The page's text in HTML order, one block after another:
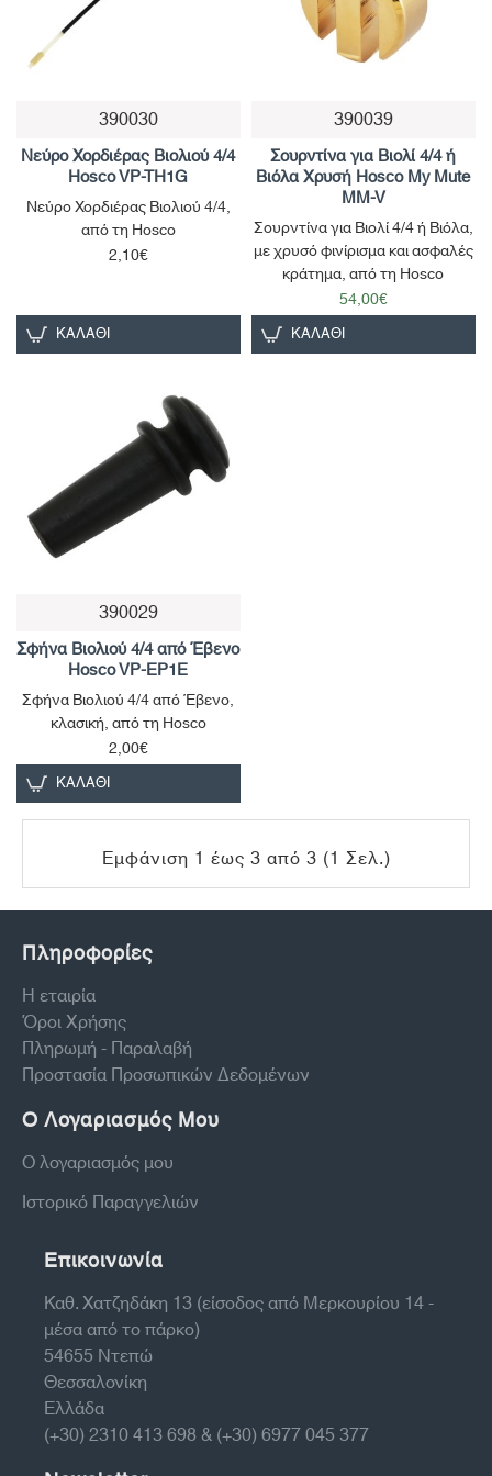
390030
Νεύρο Χορδιέρας Βιολιού 4/4
Hosco VP-TH1G
Νεύρο Χορδιέρας Βιολιού 4/4,
από τη Hosco
2,10€
ΚΑΛΆΘΙ
390039
Σουρντίνα για Βιολί 4/4 ή
Βιόλα Χρυσή Hosco My Mute
MM-V
Σουρντίνα για Βιολί 4/4 ή Βιόλα,
με χρυσό φινίρισμα και ασφαλές
κράτημα, από τη Hosco
54,00€
ΚΑΛΆΘΙ
390029
Σφήνα Βιολιού 4/4 από Έβενο
Hosco VP-EP1E
Σφήνα Βιολιού 4/4 από Έβενο,
κλασική, από τη Hosco
2,00€
ΚΑΛΆΘΙ
Εμφάνιση 1 έως 3 από 3 (1 Σελ.)
Πληροφορίες
Η εταιρία
Όροι Χρήσης
Πληρωμή - Παραλαβή
Προστασία Προσωπικών Δεδομένων
Ο Λογαριασμός Μου
Ο λογαριασμός μου
Ιστορικό Παραγγελιών
Επικοινωνία
Καθ. Χατζηδάκη 13 (είσοδος από Μερκουρίου 14 -
μέσα από το πάρκο)
54655 Ντεπώ
Θεσσαλονίκη
Ελλάδα
(+30) 2310 413 698 & (+30) 6977 045 377